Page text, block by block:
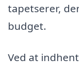
tapetserer,
budget.
Ved at